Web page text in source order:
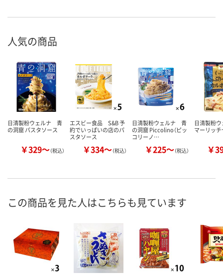
人気の商品
日清製粉ウェルナ 青
の洞窟 パスタソース
￥329～（税込）
エスビー食品 S&B 予
約でいっぱいの店のパ
スタソース
￥334～（税込）
日清製粉ウェルナ 青
の洞窟 Piccolino（ピッ
コリーノ…
￥225～（税込）
日清製粉ウ
マーリッ
￥
この商品を見た人はこちらも見ています